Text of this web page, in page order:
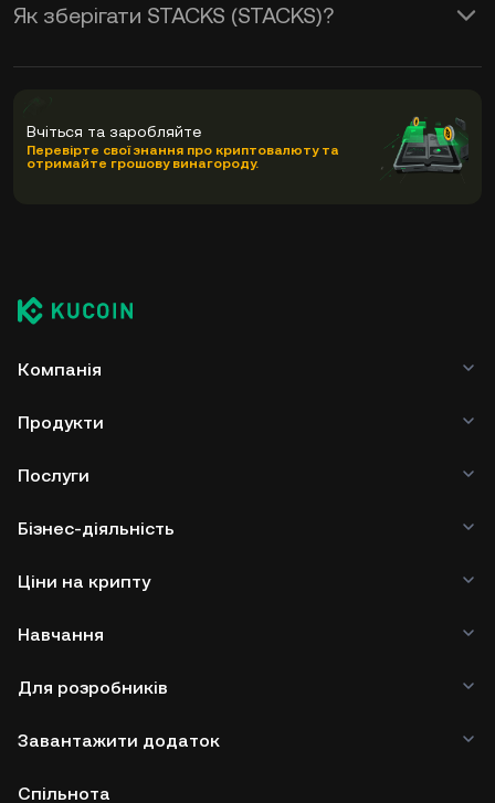
Як зберігати STACKS (STACKS)?
Вчіться та заробляйте
Перевірте свої знання про криптовалюту та
отримайте грошову винагороду.
Компанія
Продукти
Послуги
Бізнес-діяльність
Ціни на крипту
Навчання
Для розробників
Завантажити додаток
Спільнота